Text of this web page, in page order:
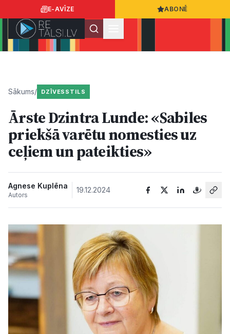
E-AVĪZE ABONĒ
Ziņas
Sabiedrība
Kultūra
Bizness
Video
Sākums/ DZĪVESSTILS
Ārste Dzintra Lunde: «Sabiles
priekšā varētu nomesties uz
ceļiem un pateikties»
Agnese Kuplēna
Autors
19.12.2024